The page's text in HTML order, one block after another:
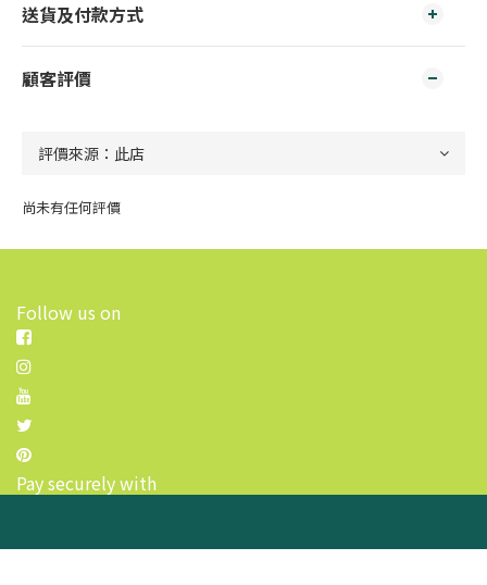
送貨及付款方式
顧客評價
尚未有任何評價
Follow us on
Pay securely with